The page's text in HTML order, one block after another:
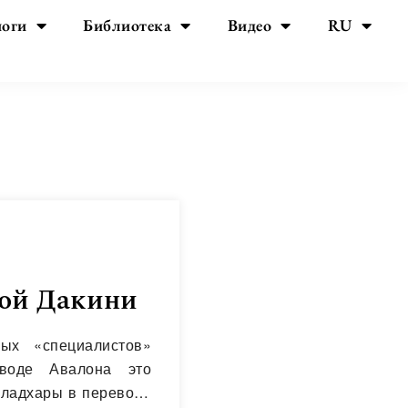
Библиотека Видео RU
Дакини
«специалистов»
Авалона это
в переводе